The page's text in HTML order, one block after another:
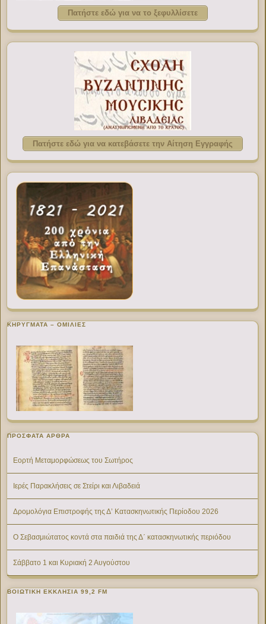
Πατήστε εδώ για να το ξεφυλλίσετε
Πατήστε εδώ για να κατεβάσετε την Αίτηση Εγγραφής
ΚΗΡΥΓΜΑΤΑ – ΟΜΙΛΙΕΣ
ΠΡΌΣΦΑΤΑ ΆΡΘΡΑ
Εορτή Μεταμορφώσεως του Σωτήρος
Ιερές Παρακλήσεις σε Στείρι και Λιβαδειά
Δρομολόγια Επιστροφής της Δ’ Κατασκηνωτικής Περίοδου 2026
Ο Σεβασμιώτατος κοντά στα παιδιά της Δ΄ κατασκηνωτικής περιόδου
Σάββατο 1 και Κυριακή 2 Αυγούστου
ΒΟΙΩΤΙΚΉ ΕΚΚΛΗΣΊΑ 99,2 FM